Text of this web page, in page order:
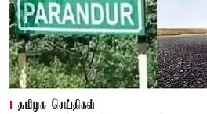
தமிழக செய்திகள்